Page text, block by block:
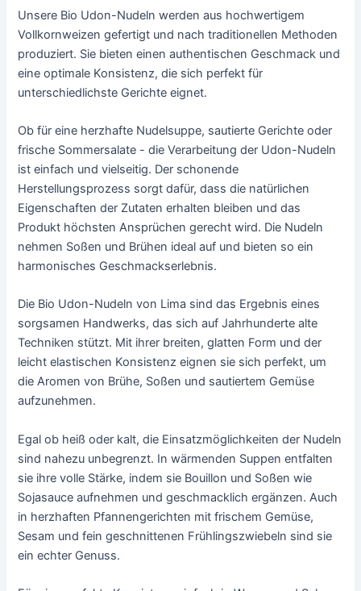
Unsere Bio Udon-Nudeln werden aus hochwertigem
Vollkornweizen gefertigt und nach traditionellen Methoden
produziert. Sie bieten einen authentischen Geschmack und
eine optimale Konsistenz, die sich perfekt für
unterschiedlichste Gerichte eignet.
Ob für eine herzhafte Nudelsuppe, sautierte Gerichte oder
frische Sommersalate - die Verarbeitung der Udon-Nudeln
ist einfach und vielseitig. Der schonende
Herstellungsprozess sorgt dafür, dass die natürlichen
Eigenschaften der Zutaten erhalten bleiben und das
Produkt höchsten Ansprüchen gerecht wird. Die Nudeln
nehmen Soßen und Brühen ideal auf und bieten so ein
harmonisches Geschmackserlebnis.
Die Bio Udon-Nudeln von Lima sind das Ergebnis eines
sorgsamen Handwerks, das sich auf Jahrhunderte alte
Techniken stützt. Mit ihrer breiten, glatten Form und der
leicht elastischen Konsistenz eignen sie sich perfekt, um
die Aromen von Brühe, Soßen und sautiertem Gemüse
aufzunehmen.
Egal ob heiß oder kalt, die Einsatzmöglichkeiten der Nudeln
sind nahezu unbegrenzt. In wärmenden Suppen entfalten
sie ihre volle Stärke, indem sie Bouillon und Soßen wie
Sojasauce aufnehmen und geschmacklich ergänzen. Auch
in herzhaften Pfannengerichten mit frischem Gemüse,
Sesam und fein geschnittenen Frühlingszwiebeln sind sie
ein echter Genuss.